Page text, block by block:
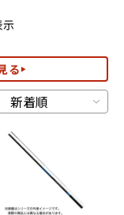
示
る